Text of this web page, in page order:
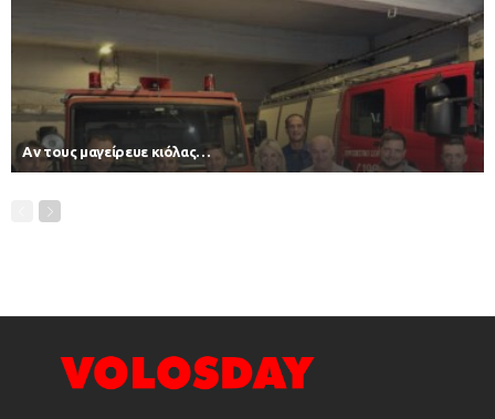
Αν τους μαγείρευε κιόλας…